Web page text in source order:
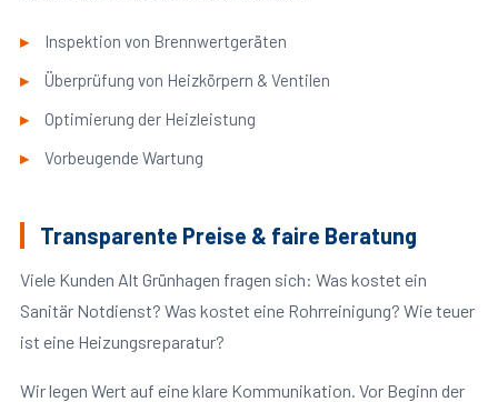
Inspektion von Brennwertgeräten
Überprüfung von Heizkörpern & Ventilen
Optimierung der Heizleistung
Vorbeugende Wartung
Transparente Preise & faire Beratung
Viele Kunden Alt Grünhagen fragen sich: Was kostet ein
Sanitär Notdienst? Was kostet eine Rohrreinigung? Wie teuer
ist eine Heizungsreparatur?
Wir legen Wert auf eine klare Kommunikation. Vor Beginn der